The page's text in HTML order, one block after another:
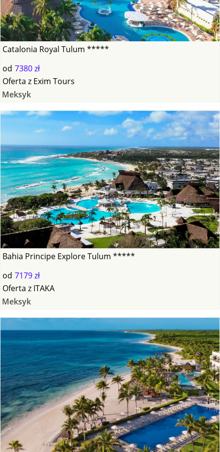
Catalonia Royal Tulum *****
od 7380 zł
Oferta z Exim Tours
Meksyk
Bahia Principe Explore Tulum *****
od 7179 zł
Oferta z ITAKA
Meksyk